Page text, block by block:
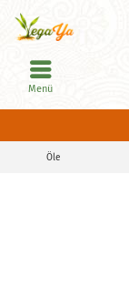
Menü
Öle